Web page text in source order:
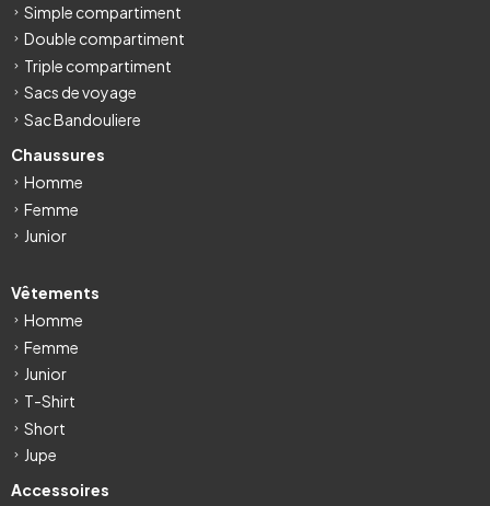
Simple compartiment
Double compartiment
Triple compartiment
Sacs de voyage
Sac Bandouliere
Chaussures
Homme
Femme
Junior
Vêtements
Homme
Femme
Junior
T-Shirt
Short
Jupe
Accessoires